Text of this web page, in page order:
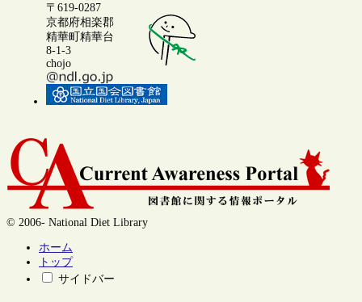
〒619-0287
京都府相楽郡
精華町精華台
8-1-3
chojo
© 2006- National Diet Library
ホーム
トップ
サイドバー